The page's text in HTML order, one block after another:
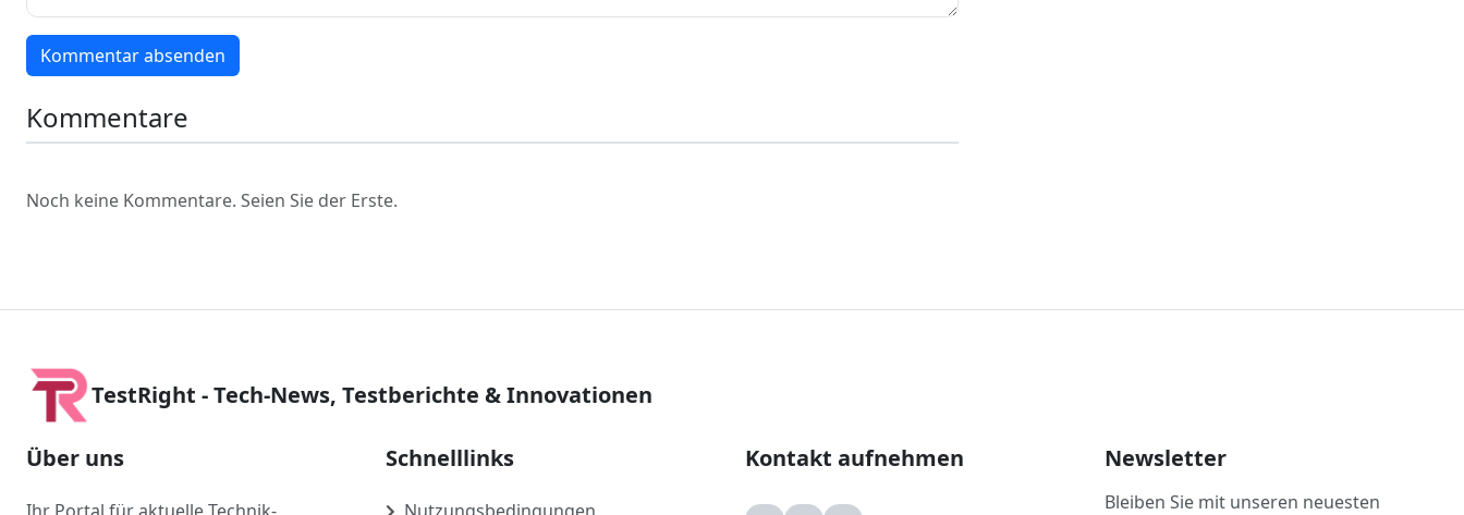
Kommentar absenden
Kommentare
Noch keine Kommentare. Seien Sie der Erste.
TestRight - Tech-News, Testberichte & Innovationen
Über uns Schnelllinks Kontakt aufnehmen Newsletter
Bleiben Sie mit unseren neuesten